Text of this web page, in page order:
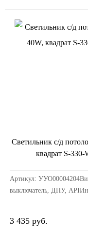
Светильник с/д
квадрат S-
Артикул:
выключатель, ДПУ,
электробезопасности:
3 435 руб.